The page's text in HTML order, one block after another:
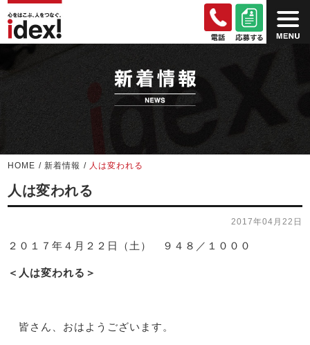
HOME /新着情報 / 人は変われる
人は変われる
2017年04月22日
２０１７年４月２２日（土） ９４８／１０００
＜人は変われる＞
皆さん、おはようございます。